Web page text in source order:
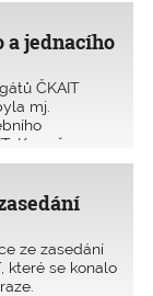
a jednacího
ČKAIT
mj.
Kromě
upřesňujících
návrh
rady
ze zasedání
které se konalo